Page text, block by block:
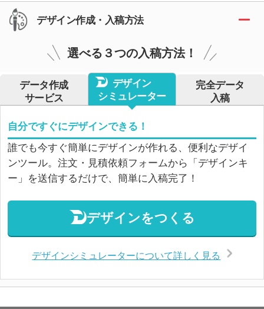
デザイン作成・入稿方法
選べる３つの入稿方法！
データ作成
サービス
デザイン
シミュレーター
完全データ
入稿
自分ですぐにデザインできる！
誰でも今すぐ簡単にデザインが作れる、便利なデザイ
ンツール。注文・見積依頼フォームから「デザインキ
ー」を送信するだけで、簡単に入稿完了！
デザインをつくる
デザインシミュレーターについて詳しく見る